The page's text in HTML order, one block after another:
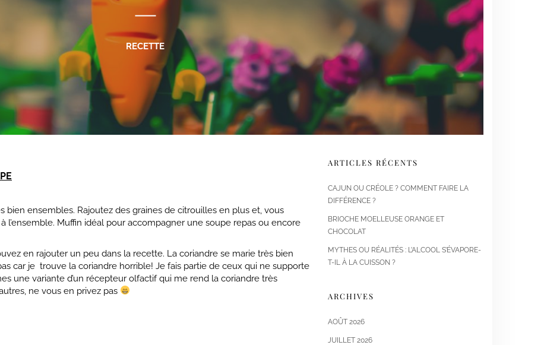
RECETTE
ensembles. Rajoutez des graines de citrouilles en plus et, vous
Muffin idéal pour accompagner une soupe repas ou encore
en rajouter un peu dans la recette. La coriandre se marie très bien
car je trouve la coriandre horrible! Je fais partie de ceux qui ne supporte
une variante d’un récepteur olfactif qui me rend la coriandre très
ne vous en privez pas
ARTICLES RÉCENTS
CAJUN OU CRÉOLE ? COMMENT FAIRE LA
DIFFÉRENCE ?
BRIOCHE MOELLEUSE ORANGE ET
CHOCOLAT
MYTHES OU RÉALITÉS : L’ALCOOL S’ÉVAPORE-
T-IL À LA CUISSON ?
ARCHIVES
AOÛT 2026
JUILLET 2026